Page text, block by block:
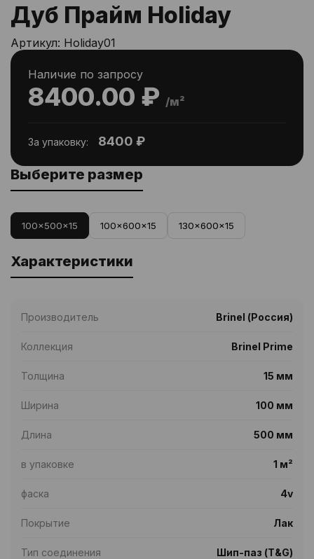
Дуб Прайм Holiday
Артикул: Holiday01
8400.00 ₽ /м²
Наличие по запросу
За упаковку: 8400 ₽
Выберите размер
100x500x15 100x600x15 130x600x15
Характеристики
Производитель Brinel (Россия)
Коллекция Brinel Prime
Толщина 15 мм
Ширина 100 мм
Длина 500 мм
в упаковке 1 м²
фаска 4v
Покрытие Лак
Тип соединения Шип-паз (T&G)